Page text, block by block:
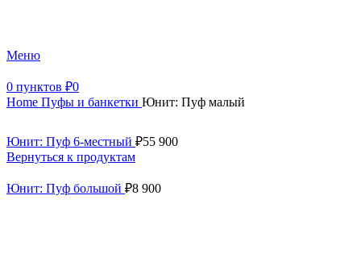
Меню
0 пунктов ₽0
Home Пуфы и банкетки Юнит: Пуф малый
Юнит: Пуф 6-местный ₽55 900
Вернуться к продуктам
Юнит: Пуф большой ₽8 900